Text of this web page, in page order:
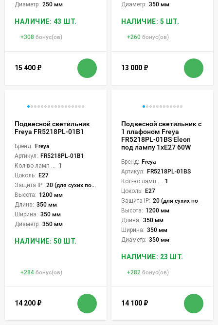
Диаметр: 250 мм
НАЛИЧИЕ: 43 ШТ.
+308 бонус(ов)
15 400 ₽
Диаметр: 350 мм
НАЛИЧИЕ: 5 ШТ.
+260 бонус(ов)
13 000 ₽
Подвесной светильник
Freya FR5218PL-01B1
Бренд: Freya
Артикул: FR5218PL-01B1
1
Цоколь: E27
Защита IP: 20 (для сухих пом.)
Высота: 1200 мм
Длина: 350 мм
Ширина: 350 мм
Диаметр: 350 мм
НАЛИЧИЕ: 50 ШТ.
+284 бонус(ов)
14 200 ₽
Подвесной светильник с
1 плафоном Freya
FR5218PL-01BS Eleon
под лампу 1xE27 60W
Бренд: Freya
Артикул: FR5218PL-01BS
1
Цоколь: E27
Защита IP: 20 (для сухих пом.)
Высота: 1200 мм
Длина: 350 мм
Ширина: 350 мм
Диаметр: 350 мм
НАЛИЧИЕ: 23 ШТ.
+282 бонус(ов)
14 100 ₽